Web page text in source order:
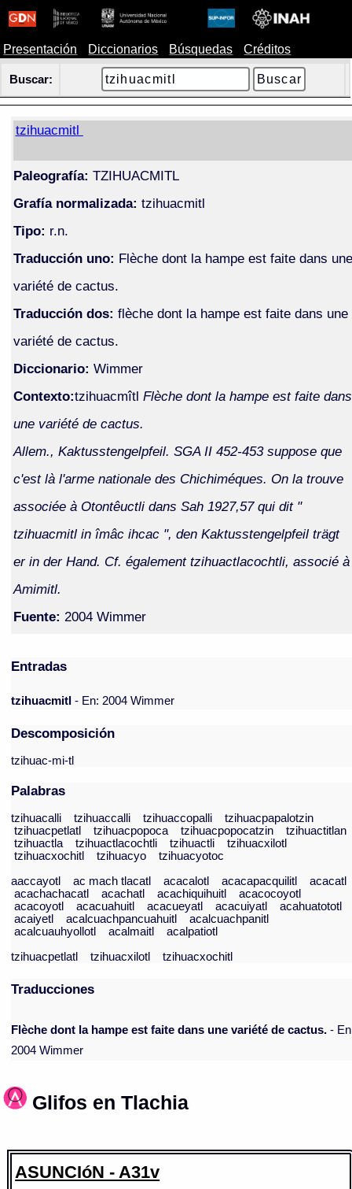
Presentación Diccionarios Búsquedas Créditos
Buscar:
tzihuacmitl
Paleografía: TZIHUACMITL
Grafía normalizada: tzihuacmitl
Tipo: r.n.
Traducción uno: Flèche dont la hampe est faite dans une
variété de cactus.
Traducción dos: flèche dont la hampe est faite dans une
variété de cactus.
Diccionario: Wimmer
Contexto:tzihuacmîtl Flèche dont la hampe est faite dans
une variété de cactus.
Allem., Kaktusstengelpfeil. SGA II 452-453 suppose que
c'est là l'arme nationale des Chichiméques. On la trouve
associée à Otontêuctli dans Sah 1927,57 qui dit "
tzihuacmitl in îmâc ihcac ", den Kaktusstengelpfeil trägt
er in der Hand. Cf. également tzihuactlacochtli, associé à
Amimitl.
Fuente: 2004 Wimmer
Entradas
tzihuacmitl- En: 2004 Wimmer
Descomposición
tzihuac-mi-tl
Palabras
tzihuacalli tzihuaccalli tzihuaccopalli
tzihuacpapalotzin
tzihuacpetlatl
tzihuacpopoca tzihuacpopocatzin
tzihuactitlan
tzihuactla
tzihuactlacochtli tzihuactli
tzihuacxilotl
tzihuacxochitl
tzihuacyo
tzihuacyotoc
aaccayotl
ac mach tlacatl acacalotl acacapacquilitl
acacatl
acachachacatl
acachatl acachiquihuitl
acacocoyotl
acacoyotl
acacuahuitl acacueyatl acacuiyatl
acahuatototl
acaiyetl
acalcuachpancuahuitl
acalcuachpanitl
acalcuauhyollotl
acalmaitl
acalpatiotl
tzihuacpetlatl
tzihuacxilotl tzihuacxochitl
Traducciones
Flèche dont la hampe est faite dans une variété de cactus. -
2004 Wimmer
Glifos en Tlachia
ASUNCIóN - A31v